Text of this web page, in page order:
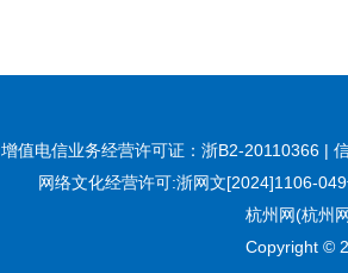
增值电信业务经营许可证：浙B2-20110366 |
网络文化经营许可:浙网文[2024]1106-
杭州网(杭州
Copyright ©